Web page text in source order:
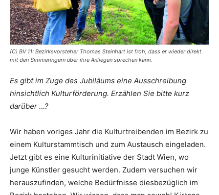
(C) BV 11: Bezirksvorsteher Thomas Steinhart ist froh, dass er wieder direkt
mit den Simmeringern über ihre Anliegen sprechen kann.
Es gibt im Zuge des Jubiläums eine Ausschrei­bung
hinsichtlich Kultur­förderung. Erzählen Sie bitte kurz
darüber …?
Wir haben voriges Jahr die Kulturtreibenden im Bezirk zu
einem Kulturstammtisch und zum Austausch eingeladen.
Jetzt gibt es eine Kulturinitiative der Stadt Wien, wo
junge Künstler gesucht werden. Zudem versuchen wir
herauszufinden, welche Bedürfnisse diesbezüglich im